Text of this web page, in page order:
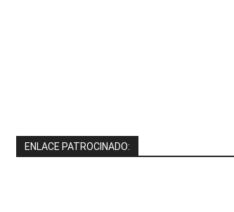
ENLACE PATROCINADO: